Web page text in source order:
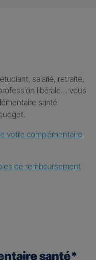
salarié, retraité,
libérale… vous
santé
votre complémentaire
de remboursement
santé*